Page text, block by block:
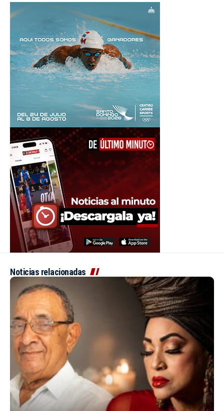
Noticias relacionadas